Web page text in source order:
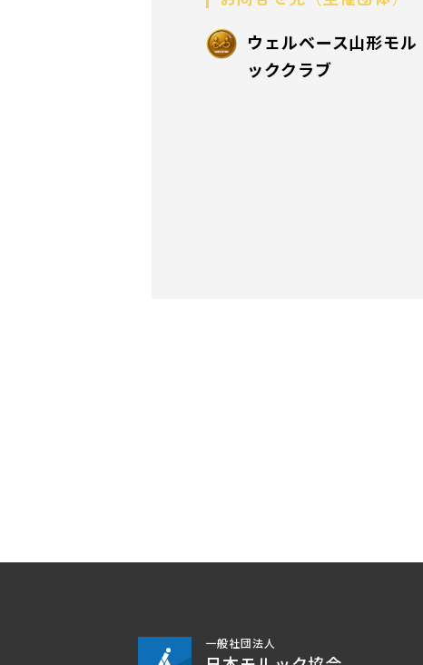
ウェルベース山形モル
ッククラブ
一般社団法人